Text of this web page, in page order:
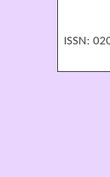
ISSN: